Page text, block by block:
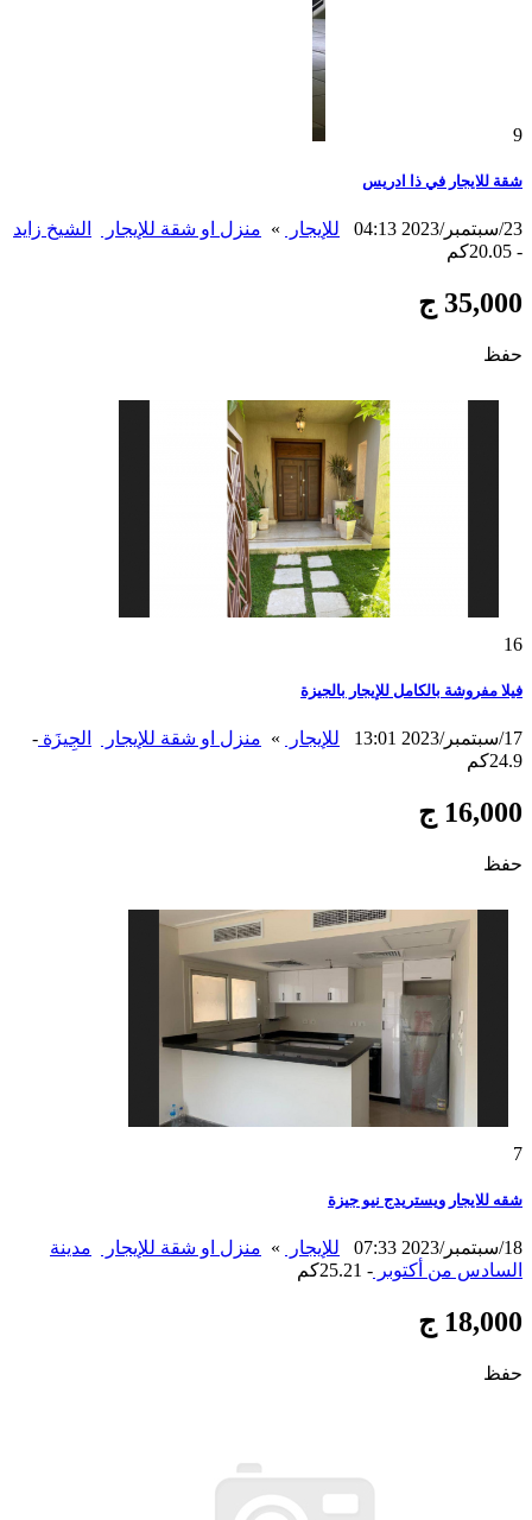
9
شقة للايجار في ذا ادريس
23/سبتمبر/2023 04:13 للإيجار » منزل او شقة للإيجار
الشيخ زايد
- 20.05كم
35,000 ج
حفظ
16
فيلا مفروشة بالكامل للإيجار بالجيزة
17/سبتمبر/2023 13:01 للإيجار » منزل او شقة للإيجار الجِيزَة -
24.9كم
16,000 ج
حفظ
7
شقه للايجار ويستريدج نيو جيزة
18/سبتمبر/2023 07:33 للإيجار » منزل او شقة للإيجار
مدينة
السادس من أكتوبر - 25.21كم
18,000 ج
حفظ